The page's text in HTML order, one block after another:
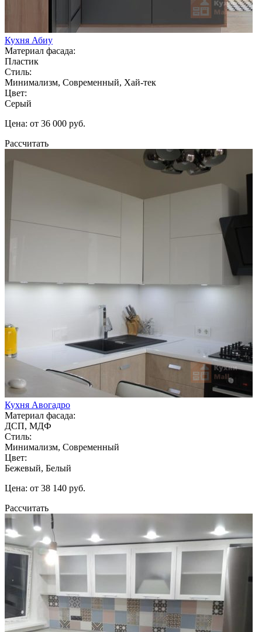
Кухня Абиу
Материал фасада:
Пластик
Стиль:
Минимализм, Современный, Хай-тек
Цвет:
Серый
Цена: от 36 000 руб.
Рассчитать
Кухня Авогадро
Материал фасада:
ДСП, МДФ
Стиль:
Минимализм, Современный
Цвет:
Бежевый, Белый
Цена: от 38 140 руб.
Рассчитать